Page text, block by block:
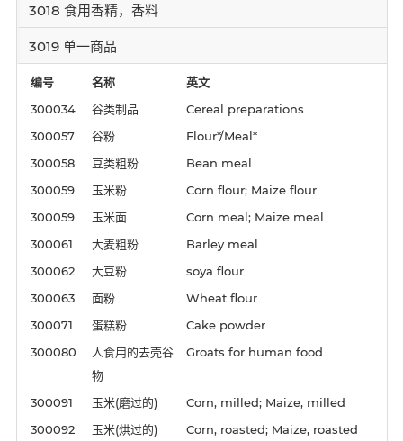
3018 食用香精，香料
3019 单一商品
编号 名称
英文
300034
谷类制品
Cereal preparations
300057
谷粉
Flour*/Meal*
300058
豆类粗粉
Bean meal
300059
玉米粉
Corn flour; Maize flour
300059
玉米面
Corn meal; Maize meal
300061
大麦粗粉
Barley meal
300062
大豆粉
soya flour
300063
面粉
Wheat flour
300071
蛋糕粉
Cake powder
300080
人食用的去壳谷
物
Groats for human food
300091 玉米(磨过的)
Corn, milled; Maize, milled
300092
玉米(烘过的) Corn, roasted; Maize, roasted